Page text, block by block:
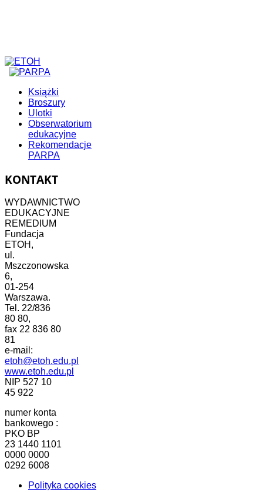
Książki
Broszury
Ulotki
Obserwatorium
edukacyjne
Rekomendacje
PARPA
KONTAKT
WYDAWNICTWO
EDUKACYJNE
REMEDIUM
Fundacja
ETOH,
ul.
Mszczonowska
6,
01-254
Warszawa.
Tel. 22/836
80 80,
fax 22 836 80
81
e-mail:
etoh@etoh.edu.pl
www.etoh.edu.pl
NIP 527 10
45 922
numer konta
bankowego :
PKO BP
23 1440 1101
0000 0000
0292 6008
Polityka cookies